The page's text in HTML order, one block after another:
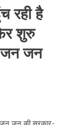
रही है
शुरु
जन जन